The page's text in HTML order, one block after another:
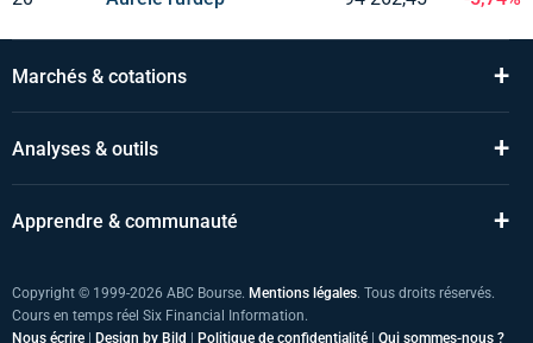
Marchés & cotations +
Analyses & outils +
Apprendre & communauté +
Copyright © 1999-2026 ABC Bourse. Mentions légales. Tous droits réservés.
Cours en temps réel Six Financial Information.
Nous écrire
Design by Bild Politique de confidentialité Qui sommes-nous ?